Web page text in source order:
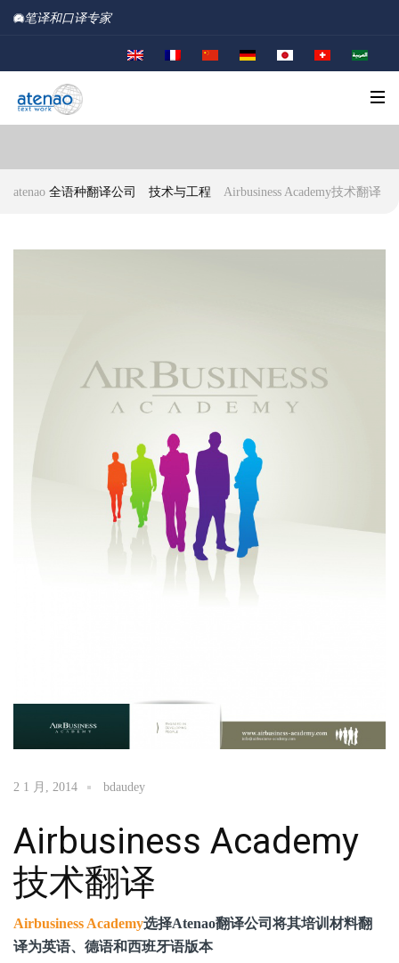
笔译和口译专家
atenao 全语种翻译公司 技术与工程 Airbusiness Academy技术翻译
2 1 月, 2014 bdaudey
Airbusiness Academy
技术翻译
Airbusiness Academy选择Atenao翻译公司将其培训材料翻
译为英语、德语和西班牙语版本